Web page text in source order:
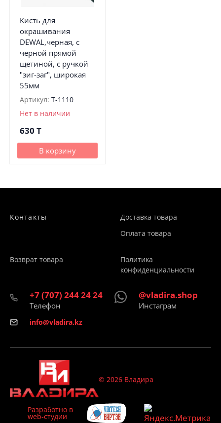
Кисть для
окрашивания
DEWAL,черная, с
черной прямой
щетиной, с ручкой
"зиг-заг", широкая
55мм
Артикул: T-1110
Нет в наличии
630 T
В корзину
Контакты
Доставка товара
Оплата товара
Возврат товара
Политика
конфиденциальности
+7 (707) 244 24 24
Телефон
@vladira.shop
Инстаграм
info@vladira.kz
© 2026 Владира
Разработно в
web-студии